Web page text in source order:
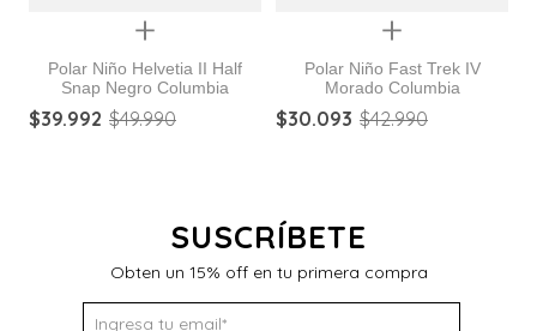
Quickview
Polar Niño Helvetia II Half
Snap Negro Columbia
$39.992 $49.990
Quickview
Polar Niño Fast Trek IV
Morado Columbia
$30.093 $42.990
SUSCRÍBETE
Obten un 15% off en tu primera compra